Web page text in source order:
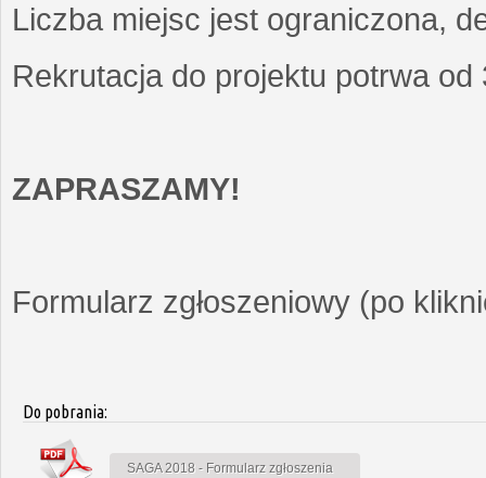
Liczba miejsc jest ograniczona,
Rekrutacja do projektu potrwa
ZAPRASZAMY!
Formularz zgłoszeniowy (po
Do pobrania:
SAGA 2018 - Formularz zgłoszenia